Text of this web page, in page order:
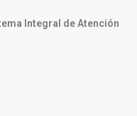
Integral de Atención